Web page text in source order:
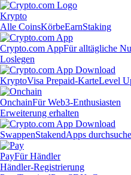
Krypto
Alle CoinsKörbeEarnStaking
Crypto.com AppFür alltägliche
Loslegen
KryptoVisa Prepaid-KarteLevel
OnchainFür Web3-Enthusiasten
Erweiterung erhalten
SwappenStakendApps
PayFür Händler
Händler-Registrierung